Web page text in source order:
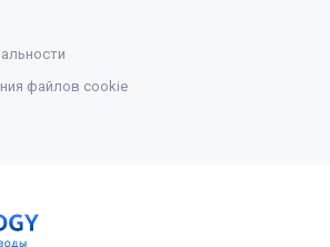
файлов cookie